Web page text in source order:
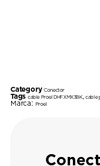
Category Conector
Tags cable Proel DHFXMX3BK,cable
Marca: Proel